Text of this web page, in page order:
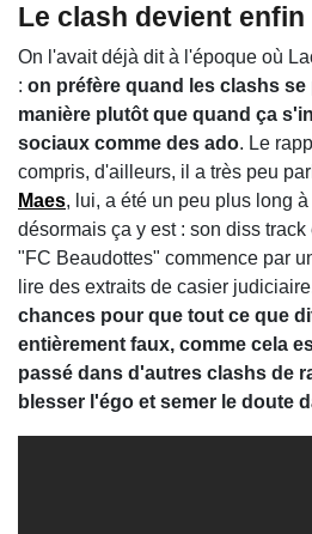
Le clash devient
On l'avait déjà dit à l'époque où
: on préfère quand les clashs se
manière plutôt que quand ça
sociaux comme des ado. Le
compris, d'ailleurs, il a très peu
Maes, lui, a été un peu plus long
désormais ça y est : son diss
"FC Beaudottes" commence par
lire des extraits de casier
chances pour que tout ce que
entièrement faux, comme cela
passé dans d'autres clashs de
blesser l'égo et semer le doute